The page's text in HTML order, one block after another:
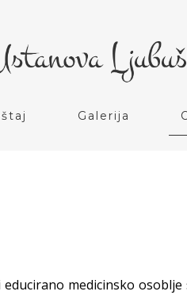
Galerija
medicinsko